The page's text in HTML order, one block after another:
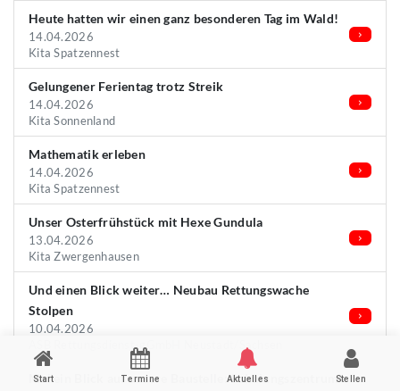
Heute hatten wir einen ganz besonderen Tag im Wald!
14.04.2026
Kita Spatzennest
Gelungener Ferientag trotz Streik
14.04.2026
Kita Sonnenland
Mathematik erleben
14.04.2026
Kita Spatzennest
Unser Osterfrühstück mit Hexe Gundula
13.04.2026
Kita Zwergenhausen
Und einen Blick weiter… Neubau Rettungswache
Stolpen
10.04.2026
ASB Rettungsdienst-gGmbH Neustadt/Sachsen
Mal ein Blick auf unsere Baustelle: Schulungszentrum
Start Termine Aktuelles Stellen